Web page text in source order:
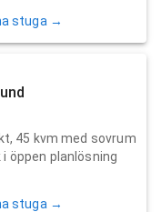
stuga →
45 kvm med sovrum
öppen planlösning
stuga →